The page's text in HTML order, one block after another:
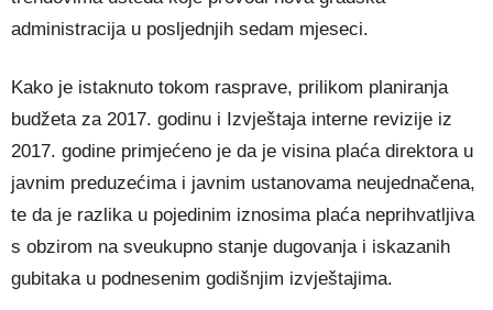
administracija u posljednjih sedam mjeseci.
Kako je istaknuto tokom rasprave, prilikom planiranja
budžeta za 2017. godinu i Izvještaja interne revizije iz
2017. godine primjećeno je da je visina plaća direktora u
javnim preduzećima i javnim ustanovama neujednačena,
te da je razlika u pojedinim iznosima plaća neprihvatljiva
s obzirom na sveukupno stanje dugovanja i iskazanih
gubitaka u podnesenim godišnjim izvještajima.